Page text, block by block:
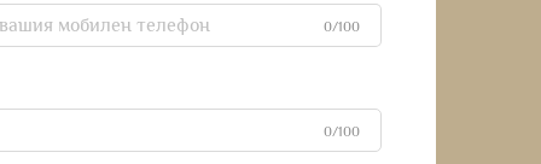
0/100
0/100